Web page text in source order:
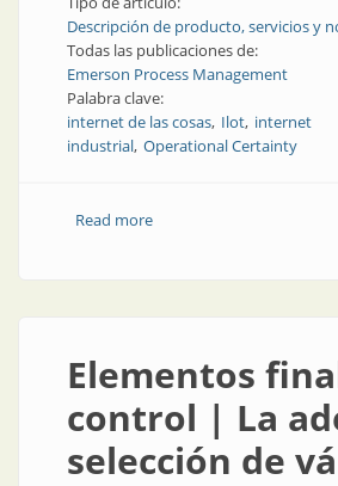
Descripción de producto, servicios y
Todas las publicaciones de:
Emerson Process Management
Palabra clave:
internet de las cosas Ilot internet
industrial Operational Certainty
Read moreabout Ilot | Nuevo
Elementos
control | La
selección de